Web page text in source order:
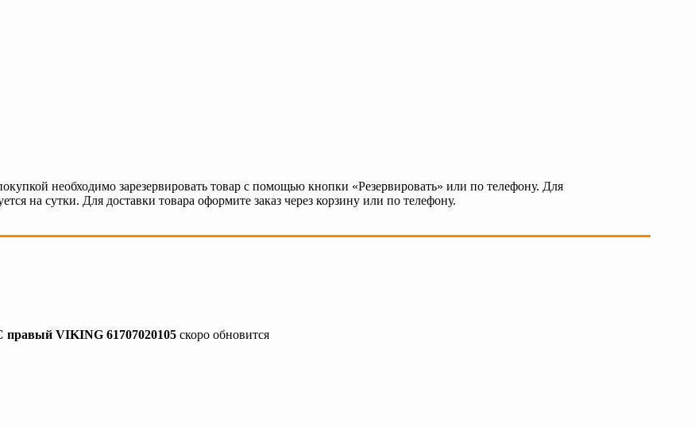
необходимо зарезервировать товар с помощью кнопки «Резервировать» или по телефону. Для
на сутки. Для доставки товара оформите заказ через корзину или по телефону.
VIKING 61707020105 скоро обновится